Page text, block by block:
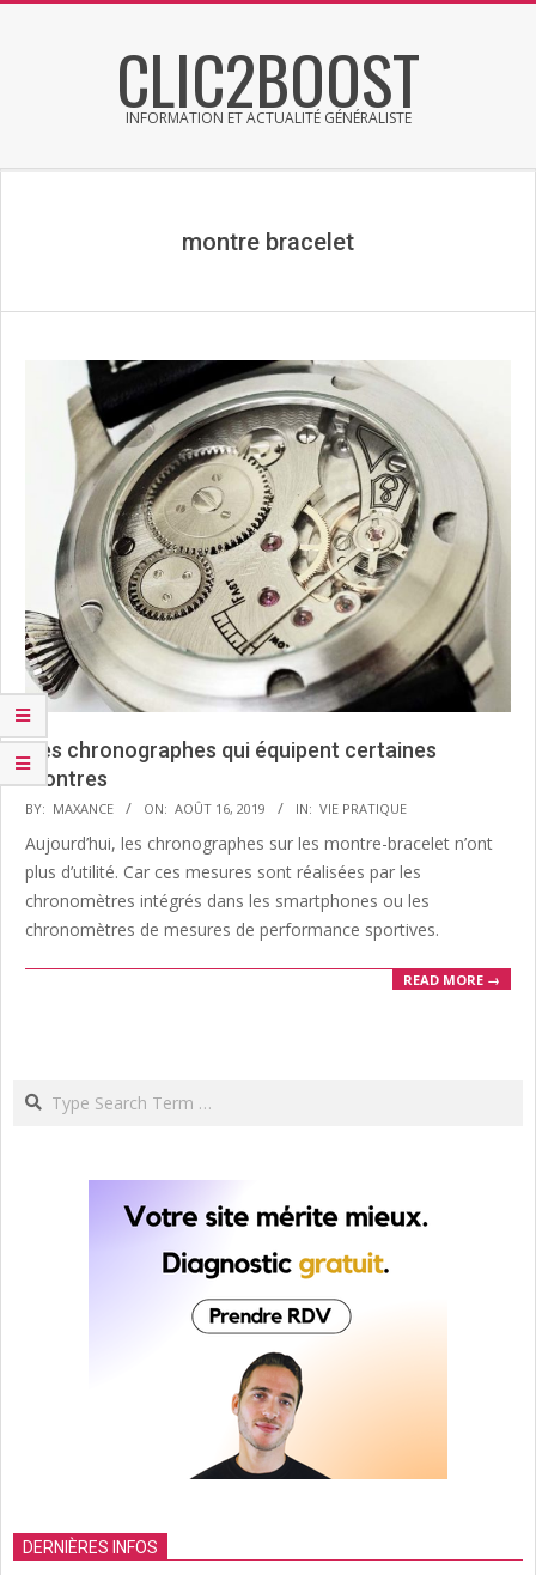
CLIC2BOOST
INFORMATION ET ACTUALITÉ GÉNÉRALISTE
montre bracelet
Ces chronographes qui équipent certaines
montres
2019-
08-
16
BY: MAXANCE ON: AOÛT 16, 2019 IN: VIE PRATIQUE
Aujourd’hui, les chronographes sur les montre-bracelet n’ont
plus d’utilité. Car ces mesures sont réalisées par les
chronomètres intégrés dans les smartphones ou les
chronomètres de mesures de performance sportives.
READ MORE →
Search
DERNIÈRES INFOS